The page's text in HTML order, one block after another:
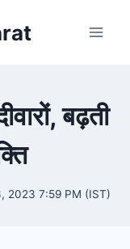
बढ़ती
2023 7:59 PM (IST)